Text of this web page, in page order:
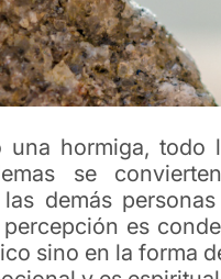
hormiga, todo
se
demás
es
sino en la forma